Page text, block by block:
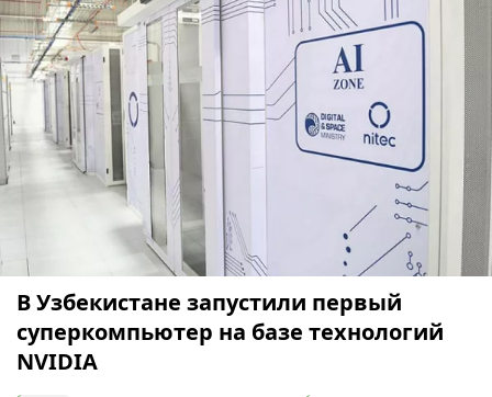
В Узбекистане запустили первый
суперкомпьютер на базе технологий
NVIDIA